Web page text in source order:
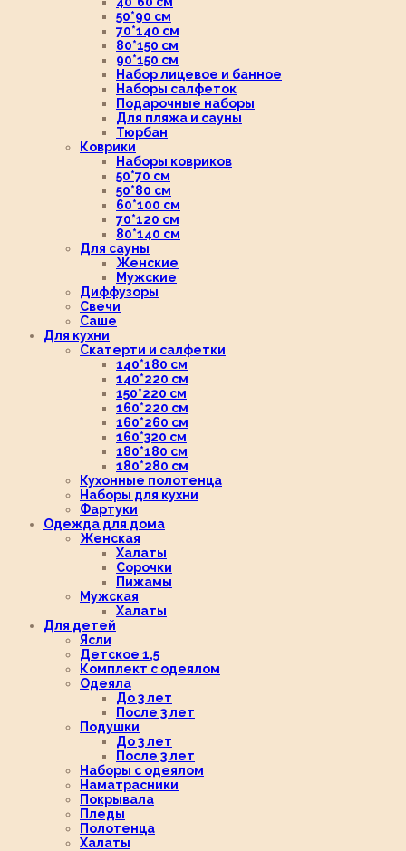
50*90 см
70*140 см
80*150 см
90*150 см
Набор лицевое и банное
Наборы салфеток
Подарочные наборы
Для пляжа и сауны
Тюрбан
Коврики
Наборы ковриков
50*70 см
50*80 см
60*100 см
70*120 см
80*140 см
Для сауны
Женские
Мужские
Диффузоры
Свечи
Саше
Для кухни
Скатерти и салфетки
140*180 см
140*220 см
150*220 см
160*220 см
160*260 см
160*320 см
180*180 см
180*280 см
Кухонные полотенца
Наборы для кухни
Фартуки
Одежда для дома
Женская
Халаты
Сорочки
Пижамы
Мужская
Халаты
Для детей
Ясли
Детское 1,5
Комплект с одеялом
Одеяла
До 3 лет
После 3 лет
Подушки
До 3 лет
После 3 лет
Наборы с одеялом
Наматрасники
Покрывала
Пледы
Полотенца
Халаты